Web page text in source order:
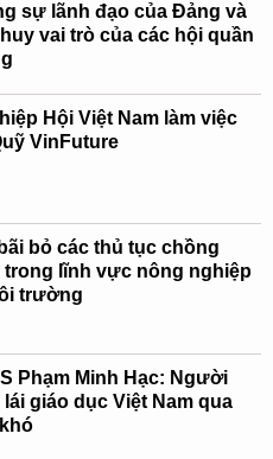
sự lãnh đạo của Đảng và
vai trò của các hội quần
Hội Việt Nam làm việc
VinFuture
bỏ các thủ tục chồng
trong lĩnh vực nông nghiệp
trường
Phạm Minh Hạc: Người
giáo dục Việt Nam qua